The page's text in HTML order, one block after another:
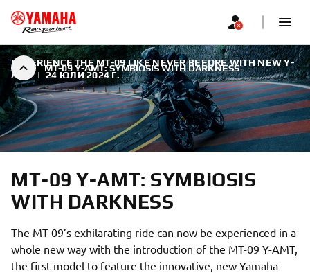
MT-09 Y-AMT: SYMBIOSIS WITH DARKNESS
EXPERIENCE THE MT-09 LIKE NEVER BEFORE WITH NEW Y-
AMT | 24 ЮЛИ 2024 Г.
MT-09 Y-AMT: SYMBIOSIS
WITH DARKNESS
The MT-09’s exhilarating ride can now be experienced in a
whole new way with the introduction of the MT-09 Y-AMT,
the first model to feature the innovative, new Yamaha